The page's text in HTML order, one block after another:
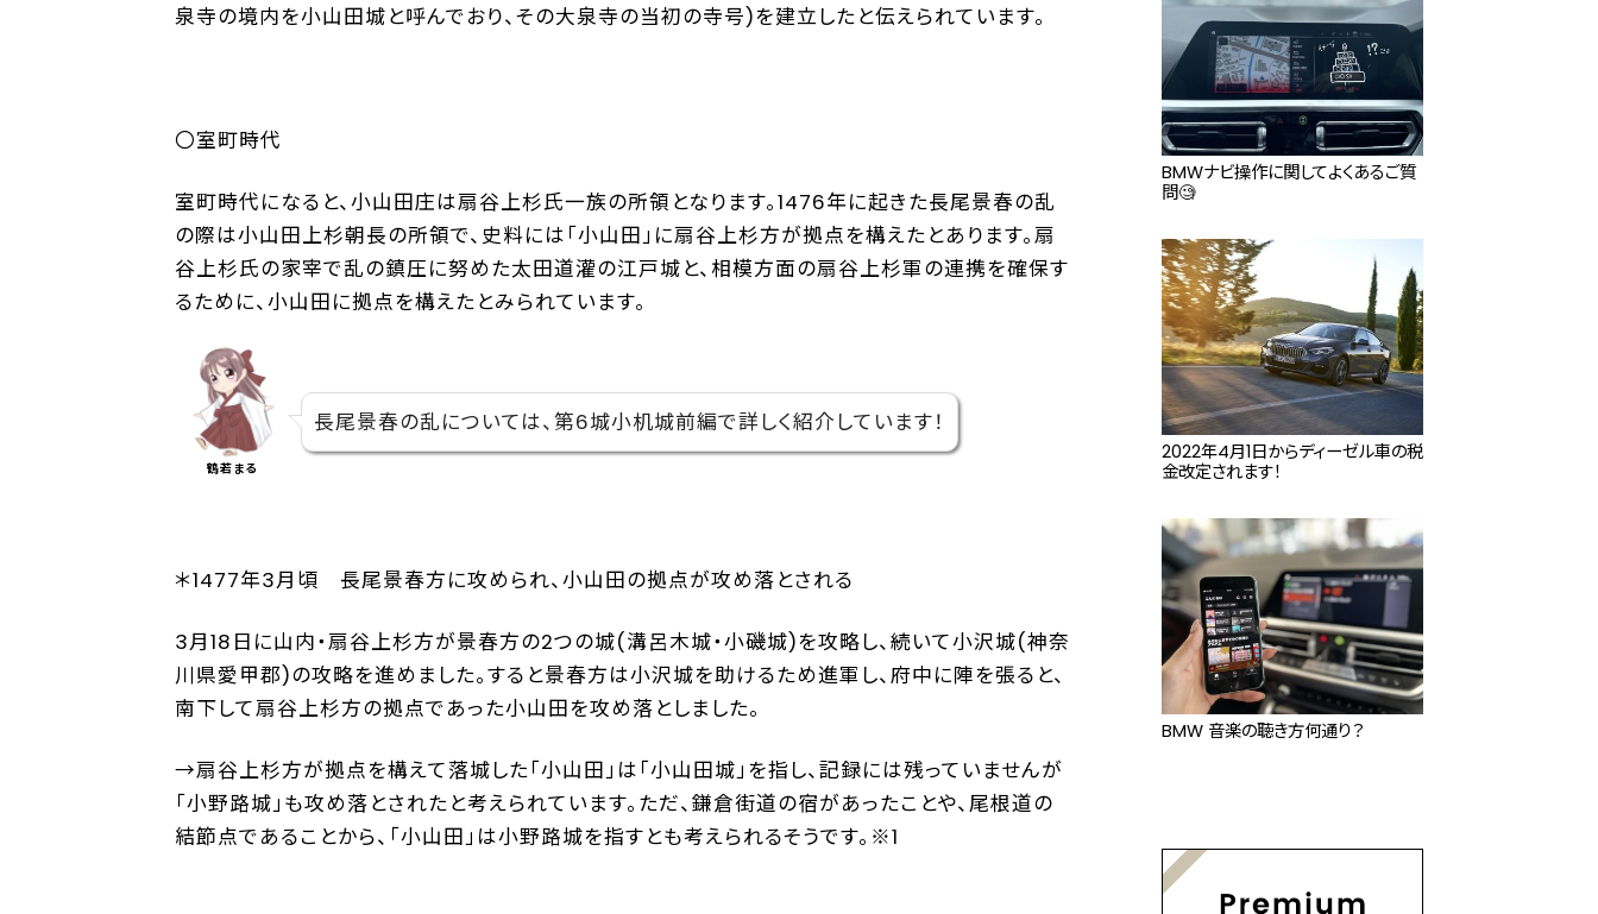
泉寺の境内を小山田城と呼んでおり、その大泉寺の当初の寺号)を建立したと伝えられています。
〇室町時代
室町時代になると、小山田庄は扇谷上杉氏一族の所領となります。1476年に起きた長尾景春の乱
の際は小山田上杉朝長の所領で、史料には「小山田」に扇谷上杉方が拠点を構えたとあります。扇
谷上杉氏の家宰で乱の鎮圧に努めた太田道灌の江戸城と、相模方面の扇谷上杉軍の連携を確保す
るために、小山田に拠点を構えたとみられています。
鶴若まる
長尾景春の乱については、第6城小机城前編で詳しく紹介しています！
＊1477年3月頃 長尾景春方に攻められ、小山田の拠点が攻め落とされる
3月18日に山内・扇谷上杉方が景春方の2つの城(溝呂木城・小磯城)を攻略し、続いて小沢城(神奈
川県愛甲郡)の攻略を進めました。すると景春方は小沢城を助けるため進軍し、府中に陣を張ると、
南下して扇谷上杉方の拠点であった小山田を攻め落としました。
→扇谷上杉方が拠点を構えて落城した「小山田」は「小山田城」を指し、記録には残っていませんが
「小野路城」も攻め落とされたと考えられています。ただ、鎌倉街道の宿があったことや、尾根道の
結節点であることから、「小山田」は小野路城を指すとも考えられるそうです。※1
BMWナビ操作に関してよくあるご質
問🧐
2022年4月1日からディーゼル車の税
金改定されます！
BMW 音楽の聴き方何通り？